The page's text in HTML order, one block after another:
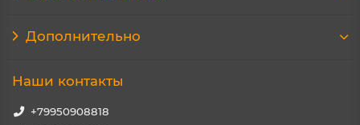
Дополнительно
Наши контакты
+79950908818